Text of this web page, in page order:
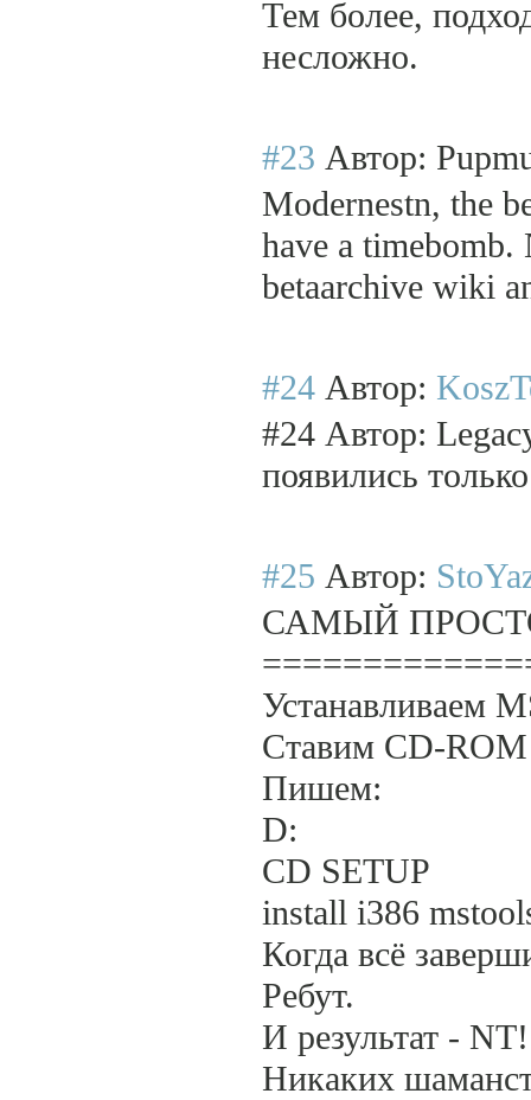
Тем более,
несложно.
#23 Автор:
Modernestn, the
have a
betaarchive wiki
#24 Автор:
#24 Автор:
появились
#25 Автор:
САМЫЙ
Устанавливаем
Ставим CD-ROM
Пишем:
D:
CD SETUP
install i386
Когда всё
Ребут.
И результат - NT!
Никаких